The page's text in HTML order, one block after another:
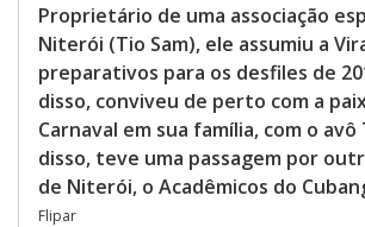
Proprietário de uma associação
Niterói (Tio Sam), ele assumiu a
preparativos para os desfiles de
disso, conviveu de perto com a
Carnaval em sua família, com o avô
disso, teve uma passagem por
de Niterói, o Acadêmicos do
Flipar